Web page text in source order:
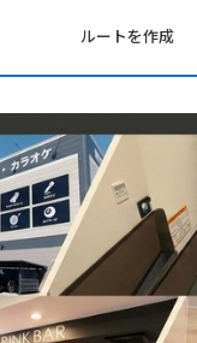
ルートを作成